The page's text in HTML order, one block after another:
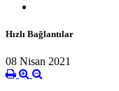
Hızlı Bağlantılar
08 Nisan 2021